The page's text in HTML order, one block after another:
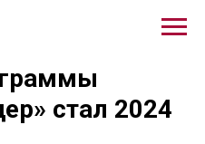
стал 2024